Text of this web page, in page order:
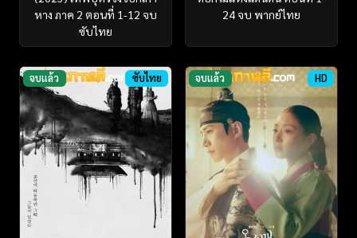
หาง ภาค 2 ตอนที่ 1-12 จบ
ซับไทย
24 จบ พากย์ไทย
จบแล้ว ซับไทย จบแล้ว HD